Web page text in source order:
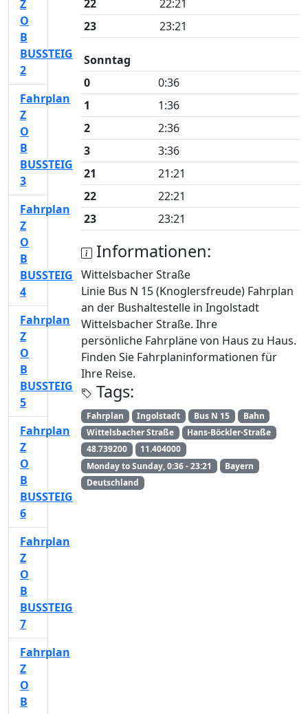
22
22:21
23
23:21
Sonntag
0
0:36
1
1:36
2
2:36
3
3:36
21
21:21
22
22:21
23
23:21
Informationen:
Wittelsbacher Straße
Linie Bus N 15 (Knoglersfreude) Fahrplan
an der Bushaltestelle in Ingolstadt
Wittelsbacher Straße. Ihre
persönliche Fahrpläne von Haus zu Haus.
Finden Sie Fahrplaninformationen für
Ihre Reise.
Tags:
Fahrplan Ingolstadt Bus N 15
Bahn
Wittelsbacher Straße
Hans-Böckler-Straße
48.739200
11.404000
Monday to Sunday, 0:36 - 23:21
Bayern
Deutschland
Z
O
B
BUSSTEIG
2
Fahrplan
Z
O
B
BUSSTEIG
3
Fahrplan
Z
O
B
BUSSTEIG
4
Fahrplan
Z
O
B
BUSSTEIG
5
Fahrplan
Z
O
B
BUSSTEIG
6
Fahrplan
Z
O
B
BUSSTEIG
7
Fahrplan
Z
O
B